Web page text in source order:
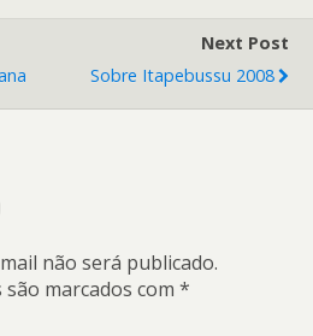
Next Post
Sobre Itapebussu 2008
não será publicado.
marcados com *